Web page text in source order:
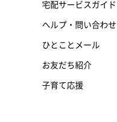
宅配サービスガイド
ヘルプ・問い合わせ
ひとことメール
お友だち紹介
子育て応援